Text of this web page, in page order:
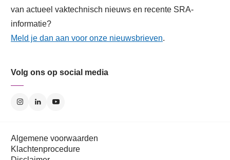
van actueel vaktechnisch nieuws en recente SRA-
informatie?
Meld je dan aan voor onze nieuwsbrieven.
Volg ons op social media
Algemene voorwaarden
Klachtenprocedure